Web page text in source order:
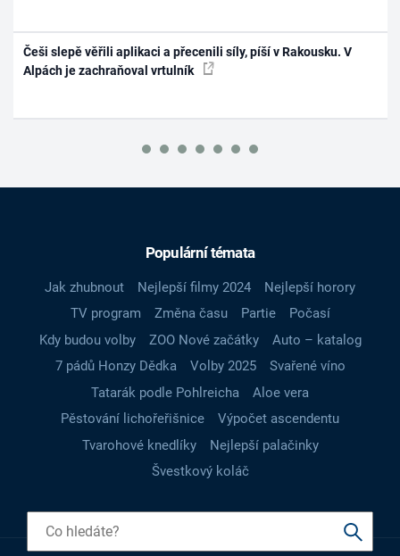
Češi slepě věřili aplikaci a přecenili síly, píší v Rakousku. V
Alpách je zachraňoval vrtulník
Populární témata
Jak zhubnout Nejlepší filmy 2024
Nejlepší horory
TV program
Změna času Partie
Počasí
Kdy budou volby
ZOO Nové začátky
Auto – katalog
7 pádů Honzy Dědka
Volby 2025
Svařené víno
Tatarák podle Pohlreicha
Aloe vera
Pěstování lichořeřišnice
Výpočet ascendentu
Tvarohové knedlíky
Nejlepší palačinky
Švestkový koláč